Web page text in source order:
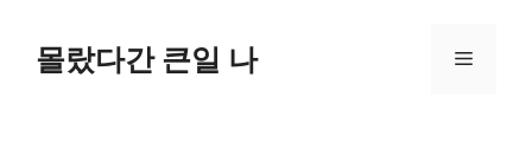
몰랐다간 큰일 나 메